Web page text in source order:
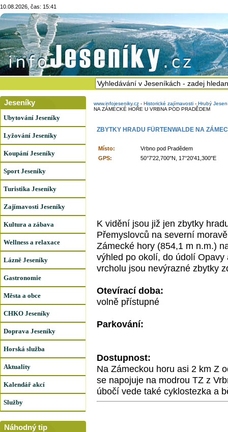
10.08.2026, čas: 15:41
Jeseníky
Ubytování Jeseníky
Lyžování Jeseníky
Koupání Jeseníky
Sport Jeseníky
Turistika Jeseníky
Zajímavosti Jeseníky
Kultura a zábava
Wellness a relaxace
Lázně Jeseníky
Gastronomie
Města a obce
CHKO Jeseníky
Doprava Jeseníky
Horská služba
Aktuality
Kalendář akcí
Služby
Náhodný tip
www.infojeseniky.cz - Historické zajímavosti - Hrubý
NA ZÁMECKÉ HOŘE U VRBNA POD PRADĚDEM
ZBYTKY HRADU FÜRTENWALDE NA
Místo:
Vrbno pod Pradědem
GPS:
50°7'22,700"N, 17°20'41,300"E
K vidění jsou již jen zbytky
Přemyslovců na severní
Zámecké hory (854,1 m n.m.)
výhled po okolí, do údolí
vrcholu jsou nevýrazné zbytky
Otevírací doba:
volně přístupné
Parkování:
Dostupnost:
Na Zámeckou horu asi 2 km Z
se napojuje na modrou TZ z
úbočí vede také cyklostezka a